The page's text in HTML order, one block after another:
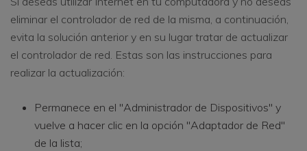
eliminar el controlador de red de la misma, a continuación,
evita la solución anterior y en su lugar tratar de actualizar
el controlador de red. Estas son las instrucciones para
realizar la actualización:
Permanece en el "Administrador de Dispositivos" y
vuelve a hacer clic en la opción "Adaptador de Red"
de la lista;